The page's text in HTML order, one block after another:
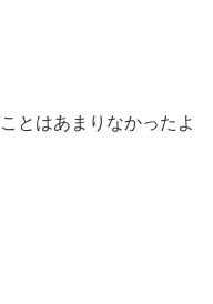
とはあまりなかったよ